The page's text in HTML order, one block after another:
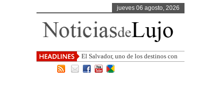
jueves 06 agosto, 2026
El Salvador, uno de los destinos con
mayor proyección de Centroamérica